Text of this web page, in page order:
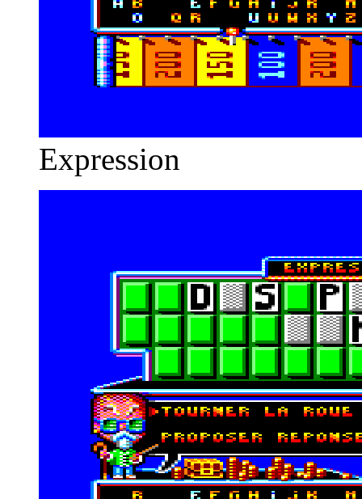
Expression